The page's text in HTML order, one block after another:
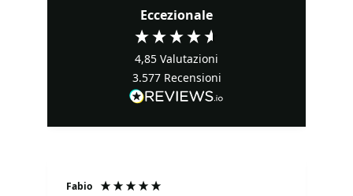
Eccezionale
4,85 Valutazioni
3.577 Recensioni
Fabio